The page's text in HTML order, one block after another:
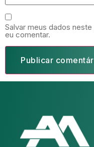
Salvar meus dados
eu comentar.